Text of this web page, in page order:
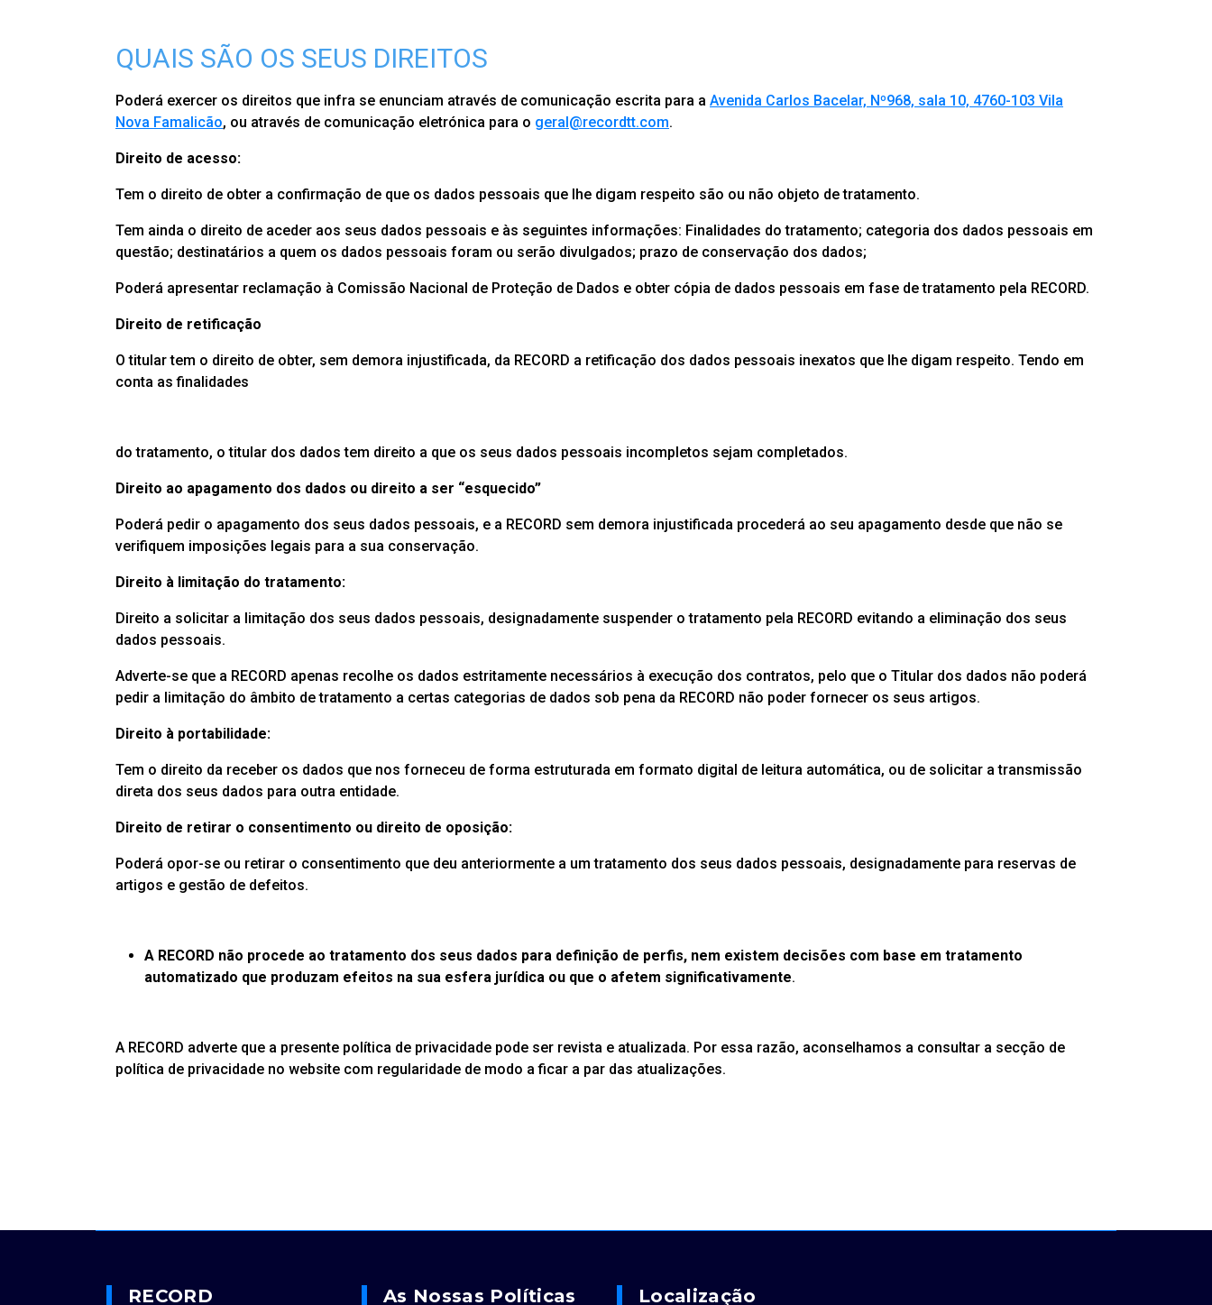
QUAIS SÃO OS SEUS DIREITOS
Poderá exercer os direitos que infra se enunciam através de comunicação escrita para a Avenida Carlos Bacelar, Nº968, sala 10, 4760-103 Vila
Nova Famalicão, ou através de comunicação eletrónica para o geral@recordtt.com.
Direito de acesso:
Tem o direito de obter a confirmação de que os dados pessoais que lhe digam respeito são ou não objeto de tratamento.
Tem ainda o direito de aceder aos seus dados pessoais e às seguintes informações: Finalidades do tratamento; categoria dos dados pessoais em
questão; destinatários a quem os dados pessoais foram ou serão divulgados; prazo de conservação dos dados;
Poderá apresentar reclamação à Comissão Nacional de Proteção de Dados e obter cópia de dados pessoais em fase de tratamento pela RECORD.
Direito de retificação
O titular tem o direito de obter, sem demora injustificada, da RECORD a retificação dos dados pessoais inexatos que lhe digam respeito. Tendo em
conta as finalidades
do tratamento, o titular dos dados tem direito a que os seus dados pessoais incompletos sejam completados.
Direito ao apagamento dos dados ou direito a ser “esquecido”
Poderá pedir o apagamento dos seus dados pessoais, e a RECORD sem demora injustificada procederá ao seu apagamento desde que não se
verifiquem imposições legais para a sua conservação.
Direito à limitação do tratamento:
Direito a solicitar a limitação dos seus dados pessoais, designadamente suspender o tratamento pela RECORD evitando a eliminação dos seus
dados pessoais.
Adverte-se que a RECORD apenas recolhe os dados estritamente necessários à execução dos contratos, pelo que o Titular dos dados não poderá
pedir a limitação do âmbito de tratamento a certas categorias de dados sob pena da RECORD não poder fornecer os seus artigos.
Direito à portabilidade:
Tem o direito da receber os dados que nos forneceu de forma estruturada em formato digital de leitura automática, ou de solicitar a transmissão
direta dos seus dados para outra entidade.
Direito de retirar o consentimento ou direito de oposição:
Poderá opor-se ou retirar o consentimento que deu anteriormente a um tratamento dos seus dados pessoais, designadamente para reservas de
artigos e gestão de defeitos.
A RECORD não procede ao tratamento dos seus dados para definição de perfis, nem existem decisões com base em tratamento
automatizado que produzam efeitos na sua esfera jurídica ou que o afetem significativamente.
A RECORD adverte que a presente política de privacidade pode ser revista e atualizada. Por essa razão, aconselhamos a consultar a secção de
política de privacidade no website com regularidade de modo a ficar a par das atualizações.
RECORD As Nossas Políticas Localização